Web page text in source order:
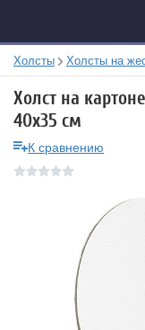
Холсты Холсты на
Холст на
40х35 см
К сравнению